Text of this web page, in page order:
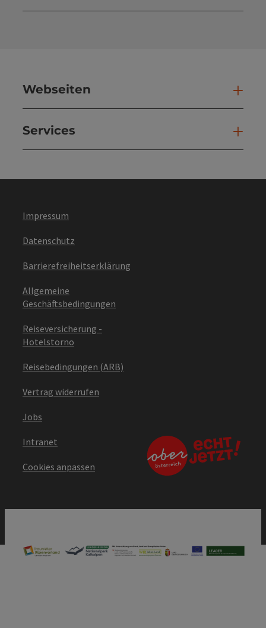
Webseiten
Services
Impressum
Datenschutz
Barrierefreiheitserklärung
Allgemeine
Geschäftsbedingungen
Reiseversicherung -
Hotelstorno
Reisebedingungen (ARB)
Vertrag widerrufen
Jobs
Intranet
Cookies anpassen